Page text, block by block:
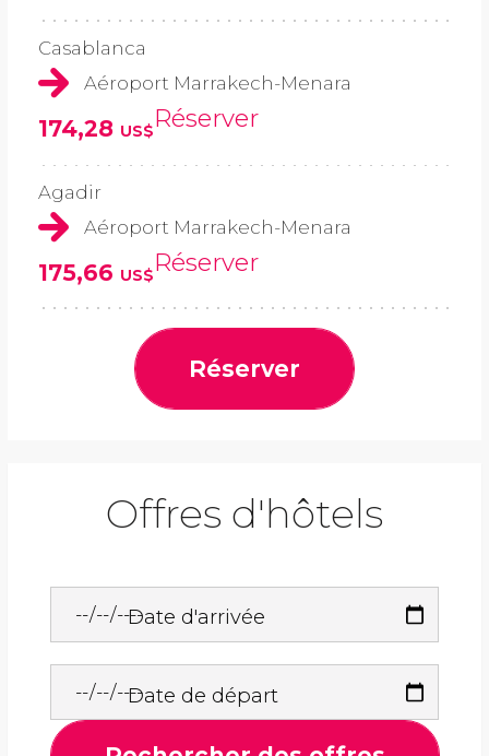
Casablanca
Aéroport Marrakech-Menara
174,28 US$Réserver
Agadir
Aéroport Marrakech-Menara
175,66 US$Réserver
Réserver
Offres d'hôtels
Date d'arrivée
Date de départ